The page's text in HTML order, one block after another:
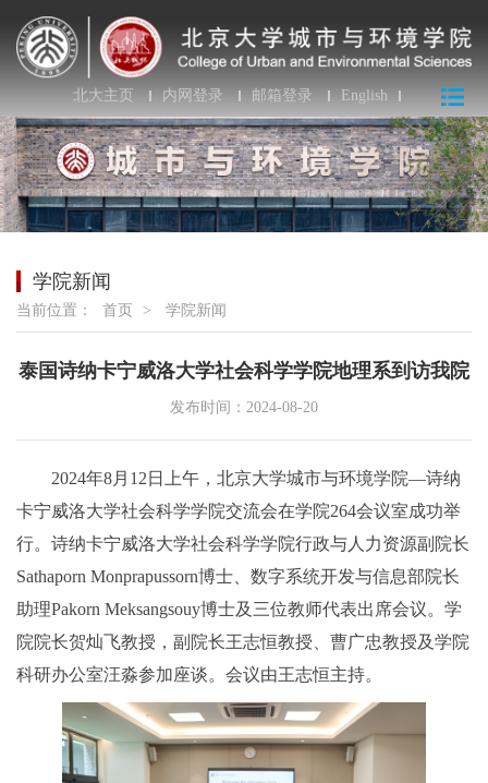
北大主页 内网登录 邮箱登录 English
学院新闻
当前位置： 首页 > 学院新闻
泰国诗纳卡宁威洛大学社会科学学院地理系到访我院
发布时间：2024-08-20
2024年8月12日上午，北京大学城市与环境学院—诗纳
卡宁威洛大学社会科学学院交流会在学院264会议室成功举
行。诗纳卡宁威洛大学社会科学学院行政与人力资源副院长
Sathaporn Monprapussorn博士、数字系统开发与信息部院长
助理Pakorn Meksangsouy博士及三位教师代表出席会议。学
院院长贺灿飞教授，副院长王志恒教授、曹广忠教授及学院
科研办公室汪淼参加座谈。会议由王志恒主持。